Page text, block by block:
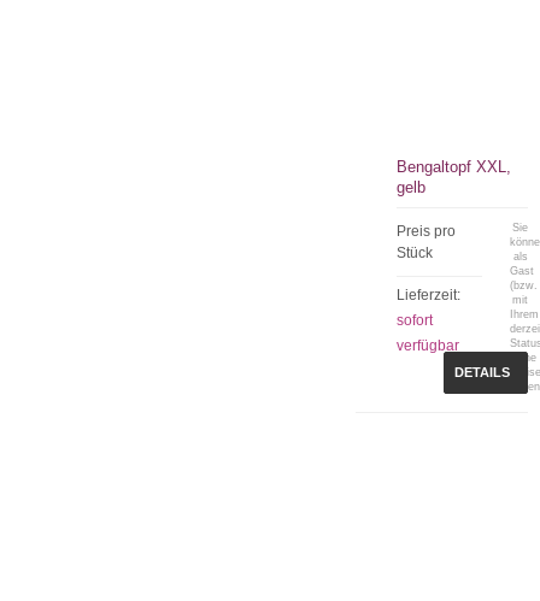
Bengaltopf XXL,
gelb
Preis pro
Stück
Lieferzeit:
sofort
verfügbar
Sie
als
Gast
(bzw.
mit
Ihrem
keine
DETAILS